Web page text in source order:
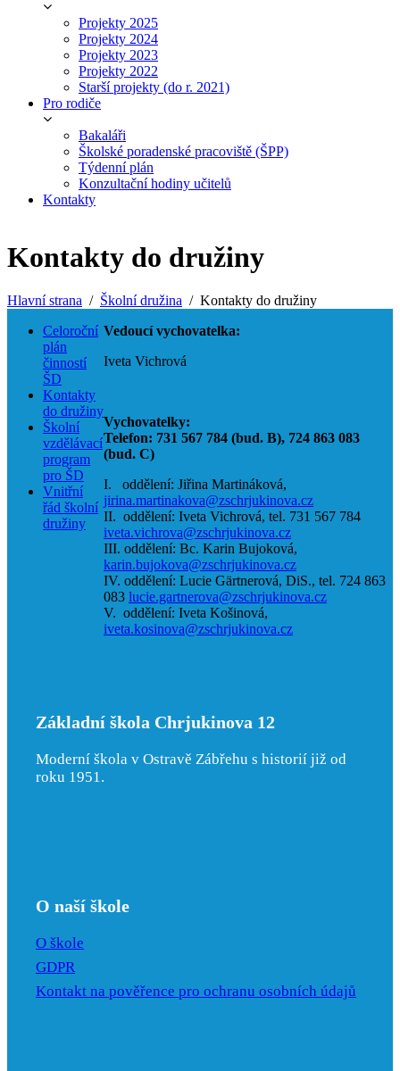
Projekty 2025
Projekty 2024
Projekty 2023
Projekty 2022
Starší projekty (do r. 2021)
Pro rodiče
Bakaláři
Školské poradenské pracoviště (ŠPP)
Týdenní plán
Konzultační hodiny učitelů
Kontakty
Kontakty do družiny
Hlavní strana Školní družina
Kontakty do družiny
Celoroční
plán
činností
ŠD
Kontakty
do družiny
Školní
vzdělávací
program
pro ŠD
Vnitřní
řád školní
družiny
Vedoucí vychovatelka:
Iveta Vichrová
Vychovatelky:
Telefon: 731 567 784 (bud. B), 724 863 083
(bud. C)
I. oddělení: Jiřina Martináková,
jirina.martinakova@zschrjukinova.cz
II. oddělení: Iveta Vichrová, tel. 731 567 784
iveta.vichrova@zschrjukinova.cz
III. oddělení: Bc. Karin Bujoková,
karin.bujokova@zschrjukinova.cz
IV. oddělení: Lucie Gärtnerová, DiS., tel. 724 863
083 lucie.gartnerova@zschrjukinova.cz
V. oddělení: Iveta Košinová,
iveta.kosinova@zschrjukinova.cz
Základní škola Chrjukinova 12
Moderní škola v Ostravě Zábřehu s historií již od
roku 1951.
O naší škole
O škole
GDPR
Kontakt na pověřence pro ochranu osobních údajů